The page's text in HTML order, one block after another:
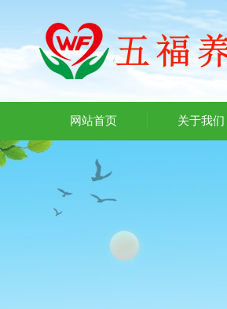
网站首页 关于我们